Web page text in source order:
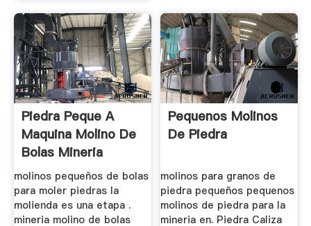
Piedra Peque A
Maquina Molino De
Bolas Mineria
molinos pequeños de bolas
para moler piedras la
molienda es una etapa .
mineria molino de bolas
Pequenos Molinos
De Piedra
molinos para granos de
piedra pequeños pequenos
molinos de piedra para la
mineria en. Piedra Caliza